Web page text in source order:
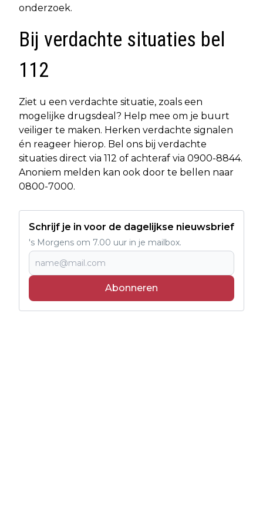
onderzoek.
Bij verdachte situaties bel
112
Ziet u een verdachte situatie, zoals een
mogelijke drugsdeal? Help mee om je buurt
veiliger te maken. Herken verdachte signalen
én reageer hierop. Bel ons bij verdachte
situaties direct via 112 of achteraf via 0900-8844.
Anoniem melden kan ook door te bellen naar
0800-7000.
Schrijf je in voor de dagelijkse nieuwsbrief
's Morgens om 7.00 uur in je mailbox.
Abonneren